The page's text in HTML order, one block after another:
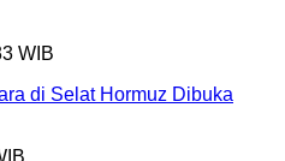
WIB
di Selat Hormuz Dibuka